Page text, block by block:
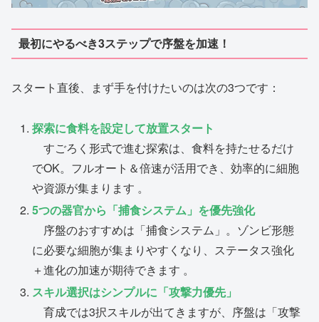
最初にやるべき3ステップで序盤を加速！
スタート直後、まず手を付けたいのは次の3つです：
探索に食料を設定して放置スタート
すごろく形式で進む探索は、食料を持たせるだけ
でOK。フルオート＆倍速が活用でき、効率的に細胞
や資源が集まります 。
5つの器官から「捕食システム」を優先強化
序盤のおすすめは「捕食システム」。ゾンビ形態
に必要な細胞が集まりやすくなり、ステータス強化
＋進化の加速が期待できます 。
スキル選択はシンプルに「攻撃力優先」
育成では3択スキルが出てきますが、序盤は「攻撃